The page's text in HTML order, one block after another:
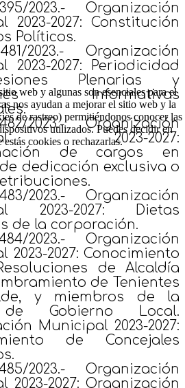
2023.- Organización
2023-2027: Constitución
Políticos.
2023.- Organización
2023-2027: Periodicidad
Plenarias y
Informativas
2023.- Organización
2023-2027:
de cargos en
dedicación exclusiva o
2023.- Organización
2023-2027: Dietas
de la corporación.
2023.- Organización
2023-2027: Conocimiento
de Alcaldía
de Tenientes
y miembros de la
Gobierno Local.
Municipal 2023-2027:
de Concejales
2023.- Organización
2023-2027: Organización
web y algunas son esenciales para el
nos ayudan a mejorar el sitio web y la
de rastreo) permitiéndonos conocer las
utilizados. Puedes decidir en
cookies o rechazarlas.